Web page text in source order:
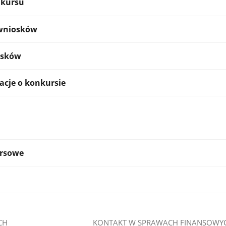
o konkursie
KONTAKT W SPRAWACH